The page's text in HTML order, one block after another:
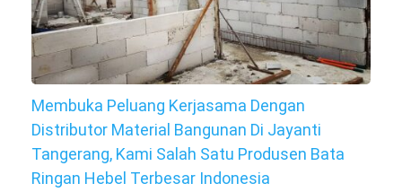
Membuka Peluang Kerjasama Dengan
Distributor Material Bangunan Di Jayanti
Tangerang, Kami Salah Satu Produsen Bata
Ringan Hebel Terbesar Indonesia